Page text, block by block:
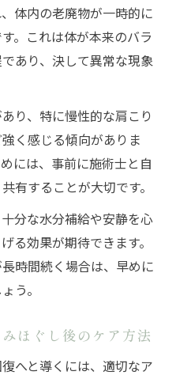
体内の老廃物が一時的に
。これは体が本来のバラ
あり、決して異常な現象
り、特に慢性的な肩こり
く感じる傾向がありま
には、事前に施術士と自
有することが大切です。
分な水分補給や安静を心
る効果が期待できます。
時間続く場合は、早めに
う。
ほぐし後のケア方法
へと導くには、適切なア